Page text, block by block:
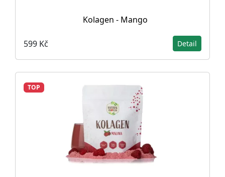
Kolagen - Mango
599 Kč Detail
TOP